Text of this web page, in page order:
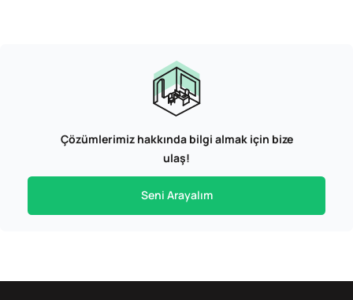
Çözümlerimiz hakkında bilgi almak için bize
ulaş!
Seni Arayalım